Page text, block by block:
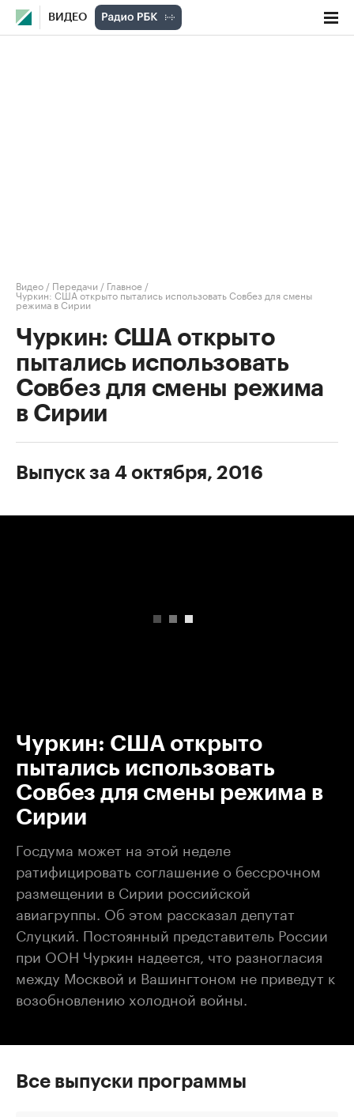
ВИДЕО
Видео / Передачи / Главное /
Чуркин: США открыто пытались использовать Совбез для смены
режима в Сирии
Чуркин: США открыто
пытались использовать
Совбез для смены режима
в Сирии
Выпуск за 4 октября, 2016
Чуркин: США открыто
пытались использовать
Совбез для смены режима в
Сирии
Госдума может на этой неделе
ратифицировать соглашение о бессрочном
размещении в Сирии российской
авиагруппы. Об этом рассказал депутат
Слуцкий. Постоянный представитель России
при ООН Чуркин надеется, что разногласия
между Москвой и Вашингтоном не приведут к
возобновлению холодной войны.
Все выпуски программы